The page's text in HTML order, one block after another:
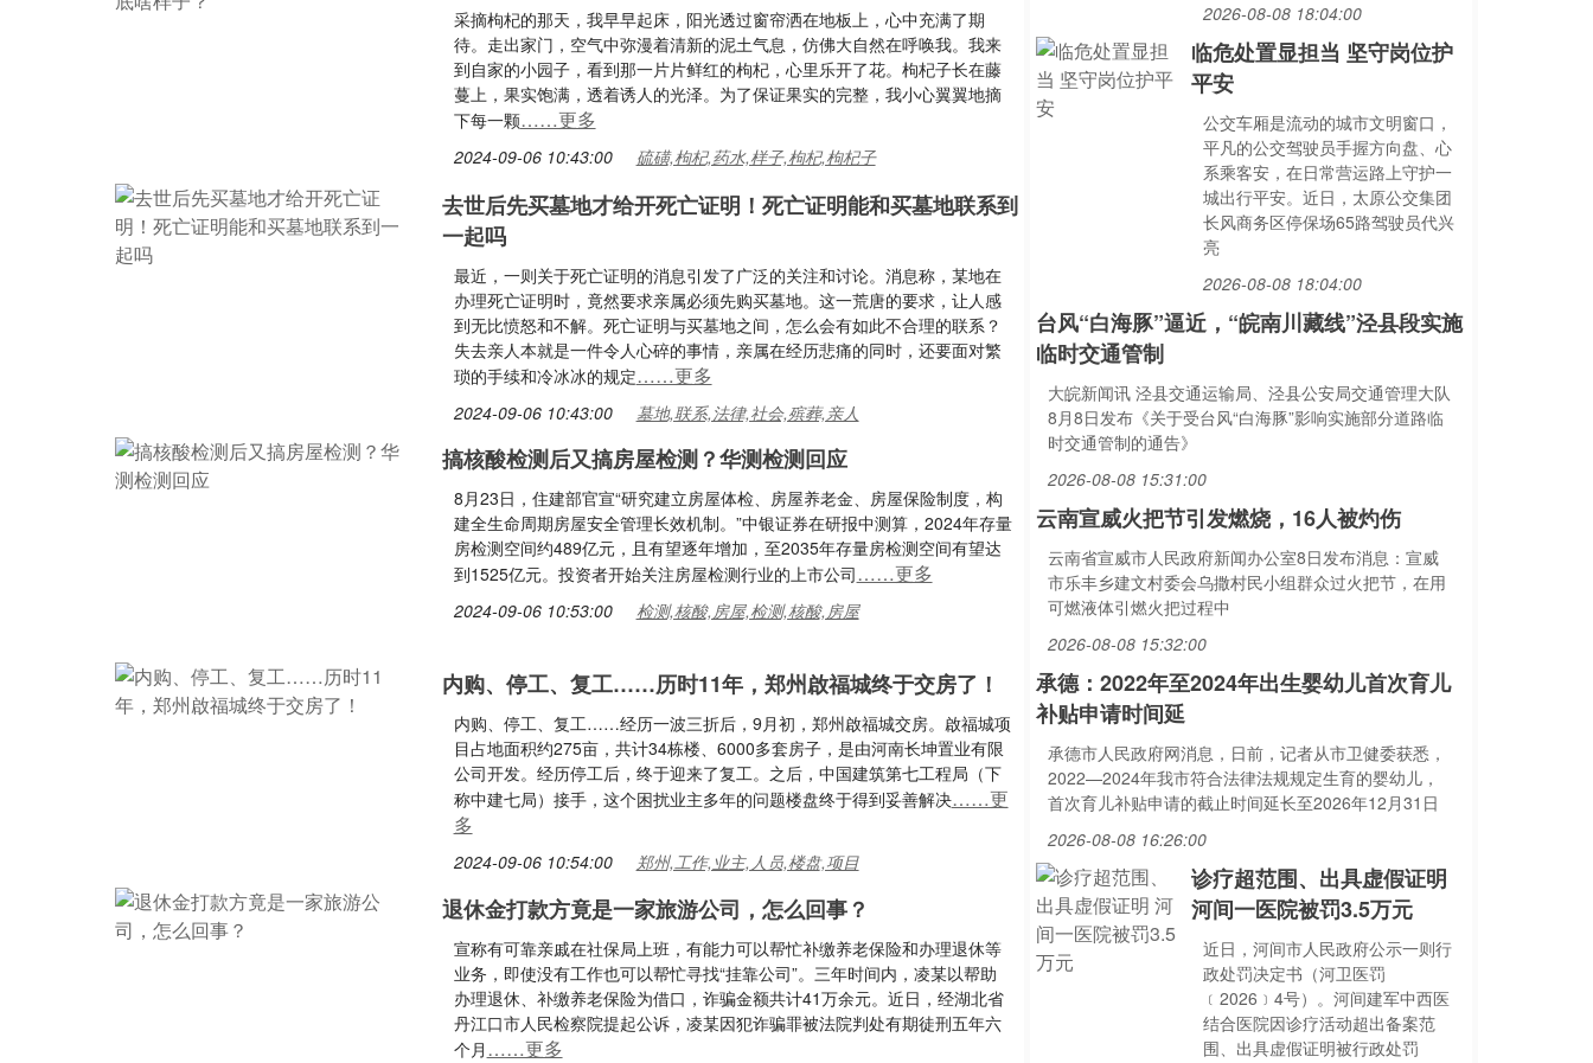
采摘枸杞的那天，我早早起床，阳光透过窗帘洒在地板上，心中充满了期
待。走出家门，空气中弥漫着清新的泥土气息，仿佛大自然在呼唤我。我来
到自家的小园子，看到那一片片鲜红的枸杞，心里乐开了花。枸杞子长在藤
蔓上，果实饱满，透着诱人的光泽。为了保证果实的完整，我小心翼翼地摘
下每一颗……更多
2024-09-06 10:43:00 硫磺,枸杞,药水,样子,枸杞,枸杞子
去世后先买墓地才给开死亡证明！死亡证明能和买墓地联系到
一起吗
最近，一则关于死亡证明的消息引发了广泛的关注和讨论。消息称，某地在
办理死亡证明时，竟然要求亲属必须先购买墓地。这一荒唐的要求，让人感
到无比愤怒和不解。死亡证明与买墓地之间，怎么会有如此不合理的联系？
失去亲人本就是一件令人心碎的事情，亲属在经历悲痛的同时，还要面对繁
琐的手续和冷冰冰的规定……更多
2024-09-06 10:43:00 墓地,联系,法律,社会,殡葬,亲人
搞核酸检测后又搞房屋检测？华测检测回应
8月23日，住建部官宣“研究建立房屋体检、房屋养老金、房屋保险制度，构
建全生命周期房屋安全管理长效机制。”中银证券在研报中测算，2024年存量
房检测空间约489亿元，且有望逐年增加，至2035年存量房检测空间有望达
到1525亿元。投资者开始关注房屋检测行业的上市公司……更多
2024-09-06 10:53:00 检测,核酸,房屋,检测,核酸,房屋
​内购、停工、复工……历时11年，郑州啟福城终于交房了！
内购、停工、复工……经历一波三折后，9月初，郑州啟福城交房。啟福城项
目占地面积约275亩，共计34栋楼、6000多套房子，是由河南长坤置业有限
公司开发。经历停工后，终于迎来了复工。之后，中国建筑第七工程局（下
称中建七局）接手，这个困扰业主多年的问题楼盘终于得到妥善解决……更
多
2024-09-06 10:54:00 郑州,工作,业主,人员,楼盘,项目
退休金打款方竟是一家旅游公司，怎么回事？
宣称有可靠亲戚在社保局上班，有能力可以帮忙补缴养老保险和办理退休等
业务，即使没有工作也可以帮忙寻找“挂靠公司”。三年时间内，凌某以帮助
办理退休、补缴养老保险为借口，诈骗金额共计41万余元。近日，经湖北省
丹江口市人民检察院提起公诉，凌某因犯诈骗罪被法院判处有期徒刑五年六
个月 ……更多
2026-08-08 18:04:00
临危处置显担当 坚守岗位护
平安
公交车厢是流动的城市文明窗口，
平凡的公交驾驶员手握方向盘、心
系乘客安，在日常营运路上守护一
城出行平安。近日，太原公交集团
长风商务区停保场65路驾驶员代兴
亮
2026-08-08 18:04:00
台风“白海豚”逼近，“皖南川藏线”泾县段实施
临时交通管制
大皖新闻讯 泾县交通运输局、泾县公安局交通管理大队
8月8日发布《关于受台风“白海豚”影响实施部分道路临
时交通管制的通告》
2026-08-08 15:31:00
云南宣威火把节引发燃烧，16人被灼伤
云南省宣威市人民政府新闻办公室8日发布消息：宣威
市乐丰乡建文村委会乌撒村民小组群众过火把节，在用
可燃液体引燃火把过程中
2026-08-08 15:32:00
承德：2022年至2024年出生婴幼儿首次育儿
补贴申请时间延
承德市人民政府网消息，日前，记者从市卫健委获悉，
2022—2024年我市符合法律法规规定生育的婴幼儿，
首次育儿补贴申请的截止时间延长至2026年12月31日
2026-08-08 16:26:00
诊疗超范围、出具虚假证明
河间一医院被罚3.5万元
近日，河间市人民政府公示一则行
政处罚决定书（河卫医罚
﹝2026﹞4号）。河间建军中西医
结合医院因诊疗活动超出备案范
围、出具虚假证明被行政处罚